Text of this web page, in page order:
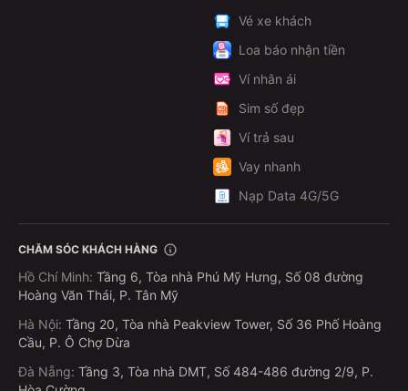
Vé xe khách
Loa báo nhận tiền
Ví nhân ái
Sim số đẹp
Ví trả sau
Vay nhanh
Nạp Data 4G/5G
CHĂM SÓC KHÁCH HÀNG
Hồ Chí Minh: Tầng 6, Tòa nhà Phú Mỹ Hưng, Số 08 đường
Hoàng Văn Thái, P. Tân Mỹ
Hà Nội: Tầng 20, Tòa nhà Peakview Tower, Số 36 Phố Hoàng
Cầu, P. Ô Chợ Dừa
Đà Nẵng: Tầng 3, Tòa nhà DMT, Số 484-486 đường 2/9, P.